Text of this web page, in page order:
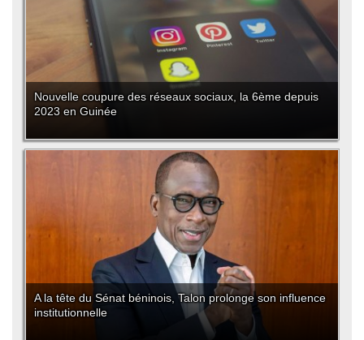
Nouvelle coupure des réseaux sociaux, la 6ème depuis
2023 en Guinée
A la tête du Sénat béninois, Talon prolonge son influence
institutionnelle